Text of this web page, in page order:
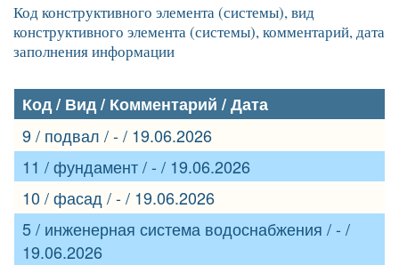
Код конструктивного элемента (системы), вид
конструктивного элемента (системы), комментарий, дата
заполнения информации
Код / Вид / Комментарий / Дата
9 / подвал / - / 19.06.2026
11 / фундамент / - / 19.06.2026
10 / фасад / - / 19.06.2026
5 / инженерная система водоснабжения / - /
19.06.2026